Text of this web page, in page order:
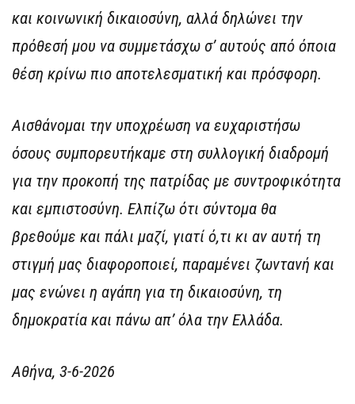
και κοινωνική δικαιοσύνη, αλλά δηλώνει την
πρόθεσή μου να συμμετάσχω σ’ αυτούς από όποια
θέση κρίνω πιο αποτελεσματική και πρόσφορη.
Αισθάνομαι την υποχρέωση να ευχαριστήσω
όσους συμπορευτήκαμε στη συλλογική διαδρομή
για την προκοπή της πατρίδας με συντροφικότητα
και εμπιστοσύνη. Ελπίζω ότι σύντομα θα
βρεθούμε και πάλι μαζί, γιατί ό,τι κι αν αυτή τη
στιγμή μας διαφοροποιεί, παραμένει ζωντανή και
μας ενώνει η αγάπη για τη δικαιοσύνη, τη
δημοκρατία και πάνω απ’ όλα την Ελλάδα.
Αθήνα, 3-6-2026